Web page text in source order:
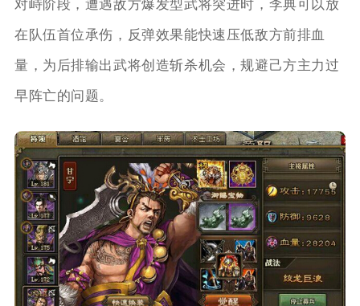
对峙阶段，遭遇敌方爆发型武将突进时，李典可以放
在队伍首位承伤，反弹效果能快速压低敌方前排血
量，为后排输出武将创造斩杀机会，规避己方主力过
早阵亡的问题。